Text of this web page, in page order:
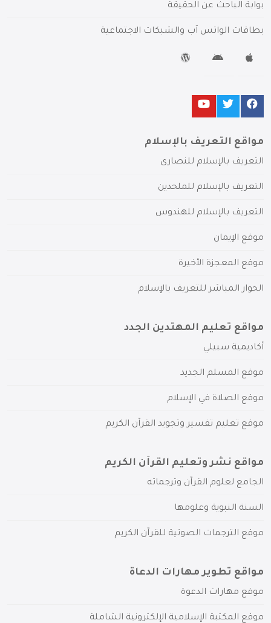
بوابة الباحث عن الحقيقة
بطاقات الواتس آب والشبكات الاجتماعية
مواقع التعريف بالإسلام
التعريف بالإسلام للنصارى
التعريف بالإسلام للملحدين
التعريف بالإسلام للهندوس
موقع الإيمان
موقع المعجزة الأخيرة
الحوار المباشر للتعريف بالإسلام
مواقع تعليم المهتدين الجدد
أكاديمية سبيلي
موقع المسلم الجديد
موقع الصلاة في الإسلام
موقع تعليم تفسير وتجويد القرآن الكريم
مواقع نشر وتعليم القرآن الكريم
الجامع لعلوم القرآن وترجماته
السنة النبوية وعلومها
موقع الترجمات الصوتية للقرآن الكريم
مواقع تطوير مهارات الدعاة
موقع مهارات الدعوة
موقع المكتبة الإسلامية الإلكترونية الشاملة